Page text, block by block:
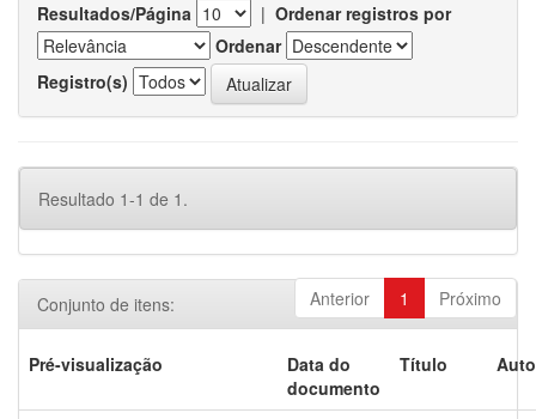
Resultados/Página | Ordenar registros por
Ordenar
Registro(s)
Resultado 1-1 de 1.
Anterior 1 Próximo
Conjunto de itens:
Pré-visualização
Data do
documento
Título